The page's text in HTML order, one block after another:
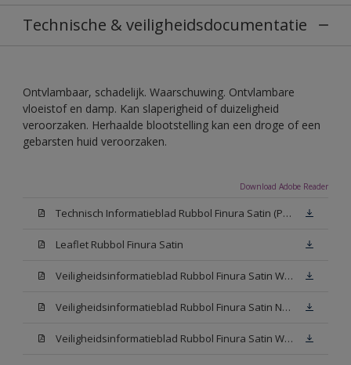
Technische & veiligheidsdocumentatie
Ontvlambaar, schadelijk. Waarschuwing. Ontvlambare
vloeistof en damp. Kan slaperigheid of duizeligheid
veroorzaken. Herhaalde blootstelling kan een droge of een
gebarsten huid veroorzaken.
Download Adobe Reader
Technisch Informatieblad Rubbol Finura Satin (PDF)
Leaflet Rubbol Finura Satin
Veiligheidsinformatieblad Rubbol Finura Satin W05 (MSDS)
Veiligheidsinformatieblad Rubbol Finura Satin N00 (MSDS)
Veiligheidsinformatieblad Rubbol Finura Satin White (MSDS)